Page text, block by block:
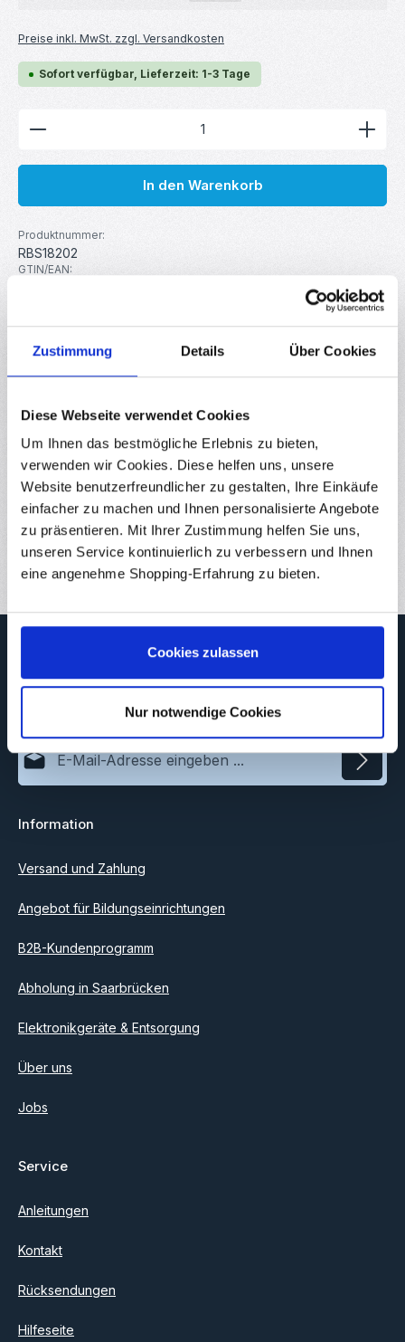
Zustimmung Details Über Cookies
Diese Webseite verwendet Cookies
Um Ihnen das bestmögliche Erlebnis zu bieten,
verwenden wir Cookies. Diese helfen uns, unsere
Website benutzerfreundlicher zu gestalten, Ihre Einkäufe
einfacher zu machen und Ihnen personalisierte Angebote
zu präsentieren. Mit Ihrer Zustimmung helfen Sie uns,
unseren Service kontinuierlich zu verbessern und Ihnen
eine angenehme Shopping-Erfahrung zu bieten.
Cookies zulassen
Nur notwendige Cookies
Preise inkl. MwSt. zzgl. Versandkosten
Sofort verfügbar, Lieferzeit: 1-3 Tage
Produkt Anzahl: Gib den gewünschten Wert ein
In den Warenkorb
Produktnummer:
RBS18202
GTIN/EAN:
Die Montageplatte 6060-8 in Schwarz ist eine robuste
× 60 × 4 mm…Mehr
Eigenschaften
Downloads
Bewertungen
Abonnieren Sie jetzt unseren regelmäßig erscheinenden
Newsletter, um rechtzeitig über neue Produkte und Angebote
informiert zu werden.
E-Mail-Adresse*
Ich habe dieDatenschutzbestimmungen
einverstanden.
Information
Versand und Zahlung
Angebot für Bildungseinrichtungen
B2B-Kundenprogramm
Abholung in Saarbrücken
Elektronikgeräte & Entsorgung
Über uns
Jobs
Service
Anleitungen
Kontakt
Rücksendungen
Hilfeseite